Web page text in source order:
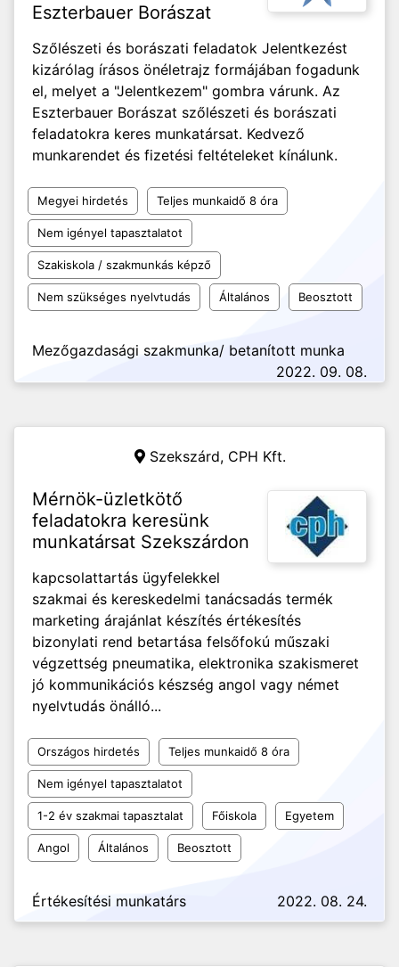
Eszterbauer Borászat
Szőlészeti és borászati feladatok Jelentkezést
kizárólag írásos önéletrajz formájában fogadunk
el, melyet a "Jelentkezem" gombra várunk. Az
Eszterbauer Borászat szőlészeti és borászati
feladatokra keres munkatársat. Kedvező
munkarendet és fizetési feltételeket kínálunk.
Megyei hirdetés Teljes munkaidő 8 óra
Nem igényel tapasztalatot
Szakiskola / szakmunkás képző
Nem szükséges nyelvtudás Általános Beosztott
Mezőgazdasági szakmunka/ betanított munka
2022. 09. 08.
Szekszárd, CPH Kft.
Mérnök-üzletkötő
feladatokra keresünk
munkatársat Szekszárdon
kapcsolattartás ügyfelekkel
szakmai és kereskedelmi tanácsadás termék
marketing árajánlat készítés értékesítés
bizonylati rend betartása felsőfokú műszaki
végzettség pneumatika, elektronika szakismeret
jó kommunikációs készség angol vagy német
nyelvtudás önálló...
Országos hirdetés Teljes munkaidő 8 óra
Nem igényel tapasztalatot
1-2 év szakmai tapasztalat Főiskola Egyetem
Angol Általános Beosztott
Értékesítési munkatárs 2022. 08. 24.